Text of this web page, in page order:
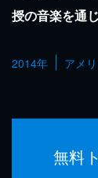
授の音楽を通
2014年 アメ
無料